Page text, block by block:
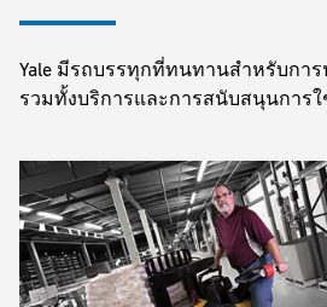
Yale มีรถบรรทุกที่ทนทานสำหรับกา
รวมทั้งบริการและการสนับสนุนการ